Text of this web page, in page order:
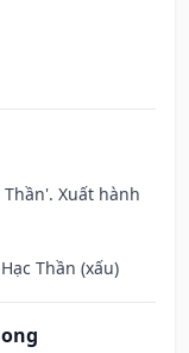
Xuất hành
Thần (xấu)